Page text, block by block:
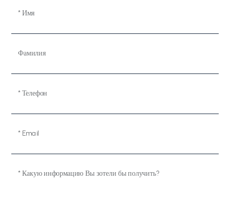
* Имя
Фамилия
* Телефон
* Email
* Какую информацию Вы зотели бы получить?